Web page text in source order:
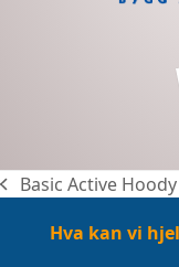
previous
Basic Active Hoody
Hva kan vi